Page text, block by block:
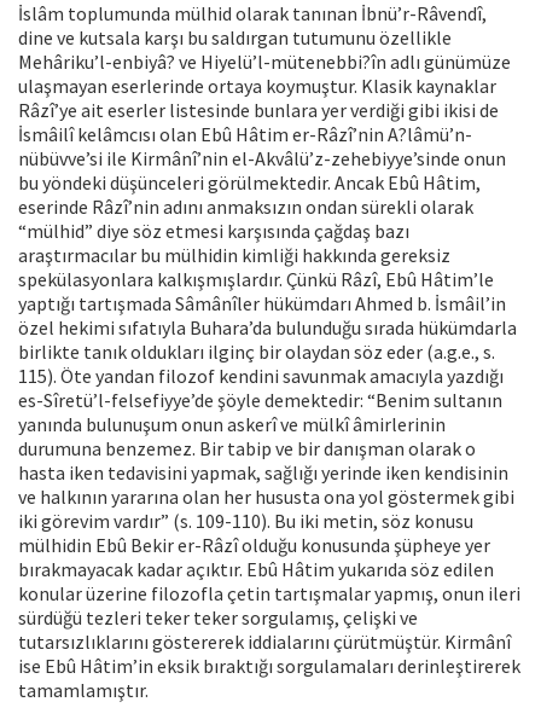
İslâm toplumunda mülhid olarak tanınan İbnü’r-Râvendî,
dine ve kutsala karşı bu saldırgan tutumunu özellikle
Mehâriku’l-enbiyâ? ve Hiyelü’l-mütenebbi?în adlı günümüze
ulaşmayan eserlerinde ortaya koymuştur. Klasik kaynaklar
Râzî’ye ait eserler listesinde bunlara yer verdiği gibi ikisi de
İsmâilî kelâmcısı olan Ebû Hâtim er-Râzî’nin A?lâmü’n-
nübüvve’si ile Kirmânî’nin el-Akvâlü’z-zehebiyye’sinde onun
bu yöndeki düşünceleri görülmektedir. Ancak Ebû Hâtim,
eserinde Râzî’nin adını anmaksızın ondan sürekli olarak
“mülhid” diye söz etmesi karşısında çağdaş bazı
araştırmacılar bu mülhidin kimliği hakkında gereksiz
spekülasyonlara kalkışmışlardır. Çünkü Râzî, Ebû Hâtim’le
yaptığı tartışmada Sâmânîler hükümdarı Ahmed b. İsmâil’in
özel hekimi sıfatıyla Buhara’da bulunduğu sırada hükümdarla
birlikte tanık oldukları ilginç bir olaydan söz eder (a.g.e., s.
115). Öte yandan filozof kendini savunmak amacıyla yazdığı
es-Sîretü’l-felsefiyye’de şöyle demektedir: “Benim sultanın
yanında bulunuşum onun askerî ve mülkî âmirlerinin
durumuna benzemez. Bir tabip ve bir danışman olarak o
hasta iken tedavisini yapmak, sağlığı yerinde iken kendisinin
ve halkının yararına olan her hususta ona yol göstermek gibi
iki görevim vardır” (s. 109-110). Bu iki metin, söz konusu
mülhidin Ebû Bekir er-Râzî olduğu konusunda şüpheye yer
bırakmayacak kadar açıktır. Ebû Hâtim yukarıda söz edilen
konular üzerine filozofla çetin tartışmalar yapmış, onun ileri
sürdüğü tezleri teker teker sorgulamış, çelişki ve
tutarsızlıklarını göstererek iddialarını çürütmüştür. Kirmânî
ise Ebû Hâtim’in eksik bıraktığı sorgulamaları derinleştirerek
tamamlamıştır.